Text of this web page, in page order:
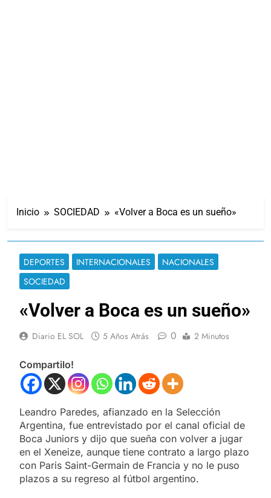
Inicio SOCIEDAD «Volver a Boca es un sueño»
DEPORTES INTERNACIONALES
NACIONALES
SOCIEDAD
«Volver a Boca es un sueño»
Diario EL SOL 5 Años Atrás 0 2 Minutos
Compartilo!
Leandro Paredes, afianzado en la Selección
Argentina, fue entrevistado por el canal oficial de
Boca Juniors y dijo que sueña con volver a jugar
en el Xeneize, aunque tiene contrato a largo plazo
con Paris Saint-Germain de Francia y no le puso
plazos a su regreso al fútbol argentino.